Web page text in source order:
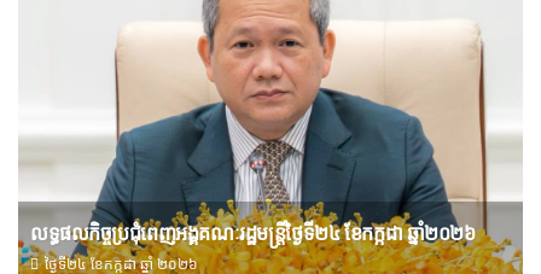
លទ្ធផលកិច្ចប្រជុំពេញអង្គគណៈរដ្ឋមន្រ្តីថ្ងៃទី២៤ ខែកក្កដា ឆ្នាំ២០២៦
ថ្ងៃទី២៤ ខែ​កក្កដា ឆ្នាំ ២០២៦